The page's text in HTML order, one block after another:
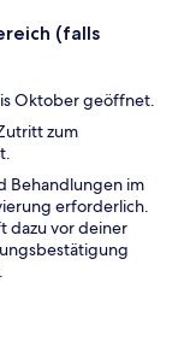
(falls
Oktober geöffnet.
zum
Behandlungen im
erforderlich.
dazu vor deiner